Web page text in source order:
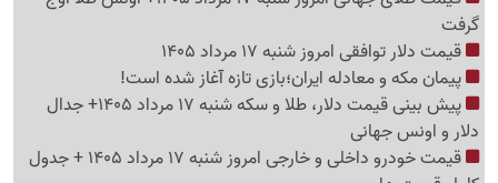
گرفت
قیمت دلار توافقی امروز شنبه 17 مرداد 1405
پیمان مکه و معادله ایران؛بازی تازه آغاز شده است!
پیش ‌بینی قیمت دلار، طلا و سکه شنبه 17 مرداد 1405+ جدال
دلار و اونس جهانی
قیمت خودرو داخلی و خارجی امروز شنبه 17 مرداد 1405 + جدول